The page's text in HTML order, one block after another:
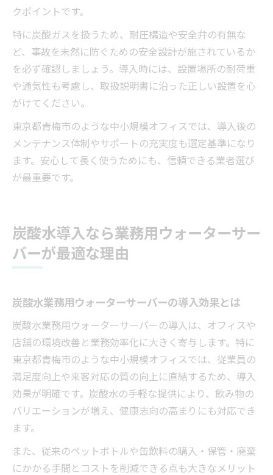
クポイントです。
特に炭酸ガスを扱うため、耐圧構造や安全弁の有無な
ど、事故を未然に防ぐための安全設計が施されているか
を必ず確認しましょう。導入時には、設置場所の耐荷重
や通気性も考慮し、取扱説明書に沿った正しい設置を心
がけてください。
東京都青梅市のような中小規模オフィスでは、導入後の
メンテナンス体制やサポートの充実度も選定基準になり
ます。安心して長く使うためにも、信頼できる業者選び
が最重要です。
炭酸水導入なら業務用ウォーターサー
バーが最適な理由
炭酸水業務用ウォーターサーバーの導入効果とは
炭酸水業務用ウォーターサーバーの導入は、オフィスや
店舗の環境改善と業務効率化に大きく寄与します。特に
東京都青梅市のような中小規模オフィスでは、従業員の
満足度向上や来客対応の質の向上に直結するため、導入
効果が明確です。炭酸水の手軽な提供により、飲み物の
バリエーションが増え、健康志向の高まりにも対応でき
ます。
また、従来のペットボトルや缶飲料の購入・保管・廃棄
にかかる手間とコストを削減できる点も大きなメリット